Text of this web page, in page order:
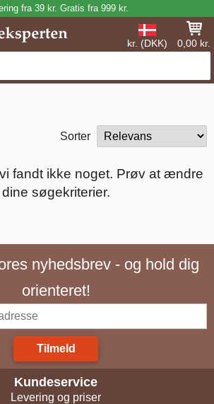
fra 39 kr. Gratis fra 999 kr.
kr. (DKK) 0,00 kr.
Sorter
fandt ikke noget. Prøv at ændre
dine søgekriterier.
nyhedsbrev - og hold dig
orienteret!
Tilmeld
Kundeservice
Levering og priser